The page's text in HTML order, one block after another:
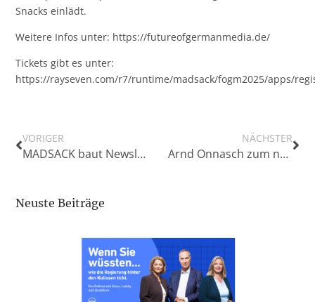
Snacks einlädt.
Weitere Infos unter: https://futureofgermanmedia.de/
Tickets gibt es unter:
https://rayseven.com/r7/runtime/madsack/fogm2025/apps/
VORIGER
MADSACK baut Newsletterportfolio strategisch aus und gründet RND Fortis GmbH
NÄCHSTER
Arnd Onnasch zum neuen Versammlungsvorsitzenden der NLM gewählt
Neuste Beiträge